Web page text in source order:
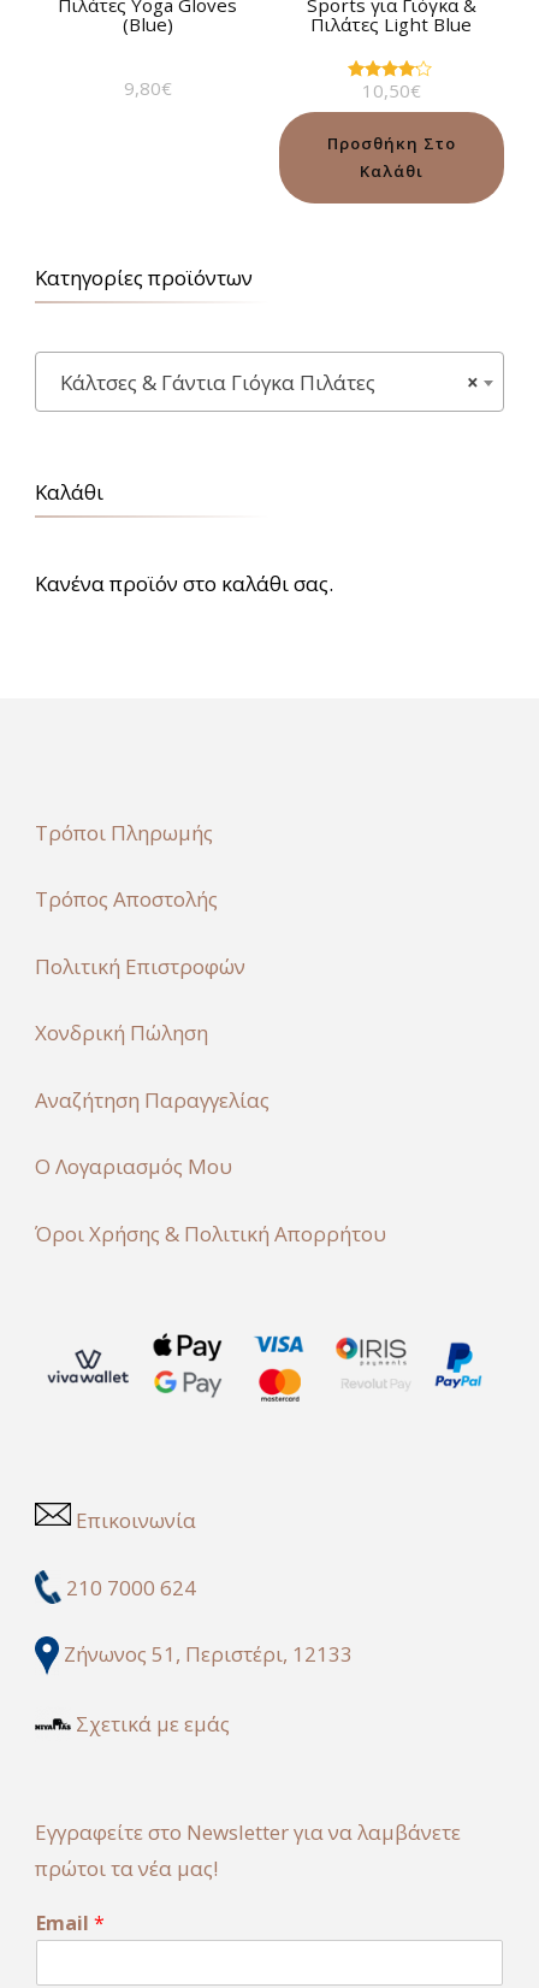
Πιλάτες Yoga Gloves
(Blue)
9,80€
Sports για Γιόγκα &
Πιλάτες Light Blue
Βαθμολογήθηκε
από 5
10,50€
Προσθήκη Στο
Καλάθι
Κατηγορίες προϊόντων
×
Κάλτσες & Γάντια Γιόγκα Πιλάτες
Καλάθι
Κανένα προϊόν στο καλάθι σας.
Τρόποι Πληρωμής
Τρόπος Αποστολής
Πολιτική Επιστροφών
Χονδρική Πώληση
Αναζήτηση Παραγγελίας
Ο Λογαριασμός Μου
Όροι Χρήσης & Πολιτική Απορρήτου
Επικοινωνία
210 7000 624
Ζήνωνος 51, Περιστέρι, 12133
Σχετικά με εμάς
Εγγραφείτε στο Newsletter για να λαμβάνετε
πρώτοι τα νέα μας!
E
m
Email *